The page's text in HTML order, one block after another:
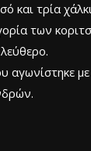
τρία
των
με